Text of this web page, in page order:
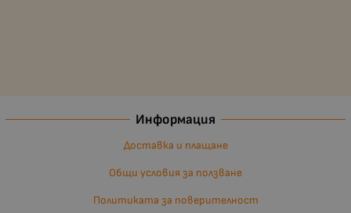
Информация
Доставка и плащане
Общи условия за ползване
Политиката за поверителност